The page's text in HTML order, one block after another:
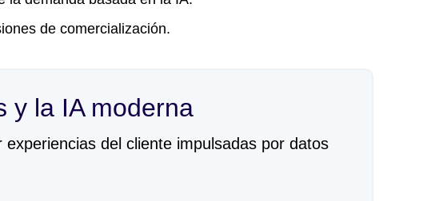
de comercialización.
y la IA moderna
del cliente impulsadas por datos